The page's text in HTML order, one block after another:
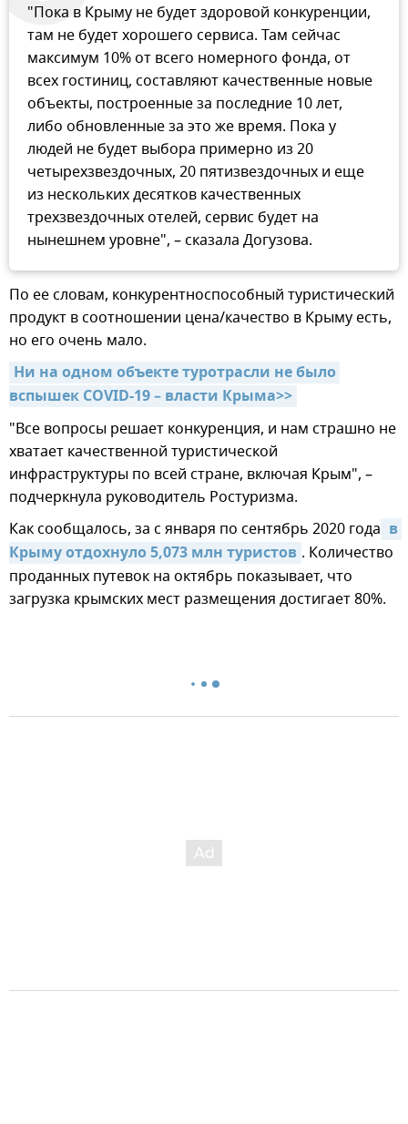
"Пока в Крыму не будет здоровой конкуренции,
там не будет хорошего сервиса. Там сейчас
максимум 10% от всего номерного фонда, от
всех гостиниц, составляют качественные новые
объекты, построенные за последние 10 лет,
либо обновленные за это же время. Пока у
людей не будет выбора примерно из 20
четырехзвездочных, 20 пятизвездочных и еще
из нескольких десятков качественных
трехзвездочных отелей, сервис будет на
нынешнем уровне", – сказала Догузова.
По ее словам, конкурентноспособный туристический
продукт в соотношении цена/качество в Крыму есть,
но его очень мало.
Ни на одном объекте туротрасли не было
вспышек COVID-19 – власти Крыма>>
"Все вопросы решает конкуренция, и нам страшно не
хватает качественной туристической
инфраструктуры по всей стране, включая Крым", –
подчеркнула руководитель Ростуризма.
Как сообщалось, за с января по сентябрь 2020 года в
Крыму отдохнуло 5,073 млн туристов . Количество
проданных путевок на октябрь показывает, что
загрузка крымских мест размещения достигает 80%.